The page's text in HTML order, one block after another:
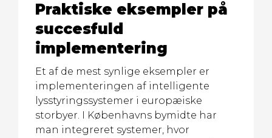
Praktiske eksempler på
succesfuld
implementering
Et af de mest synlige eksempler er
implementeringen af intelligente
lysstyringssystemer i europæiske
storbyer. I Københavns bymidte har
man integreret systemer, hvor